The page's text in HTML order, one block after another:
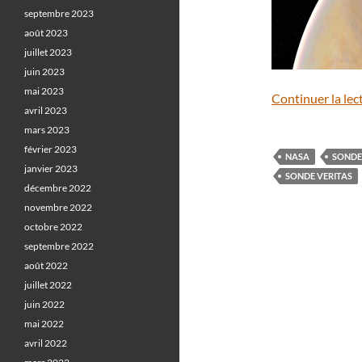
Continuer la
NASA
SONDE VERITAS
septembre 2023
août 2023
juillet 2023
juin 2023
mai 2023
avril 2023
mars 2023
février 2023
janvier 2023
décembre 2022
novembre 2022
octobre 2022
septembre 2022
août 2022
juillet 2022
juin 2022
mai 2022
avril 2022